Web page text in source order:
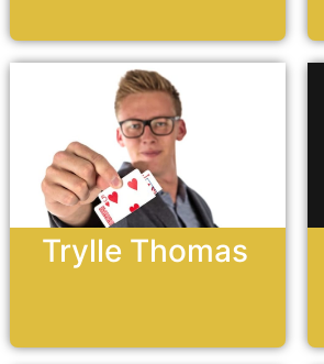
Trylle Thomas